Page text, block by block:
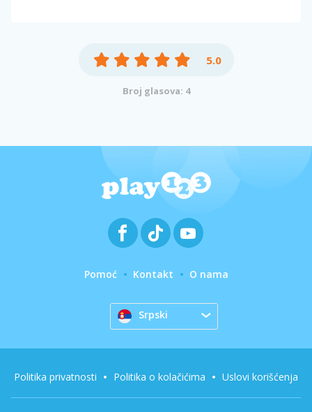
5.0
Broj glasova: 4
Pomoć Kontakt O nama
Srpski
Politika privatnosti Politika o kolačićima Uslovi korišćenja